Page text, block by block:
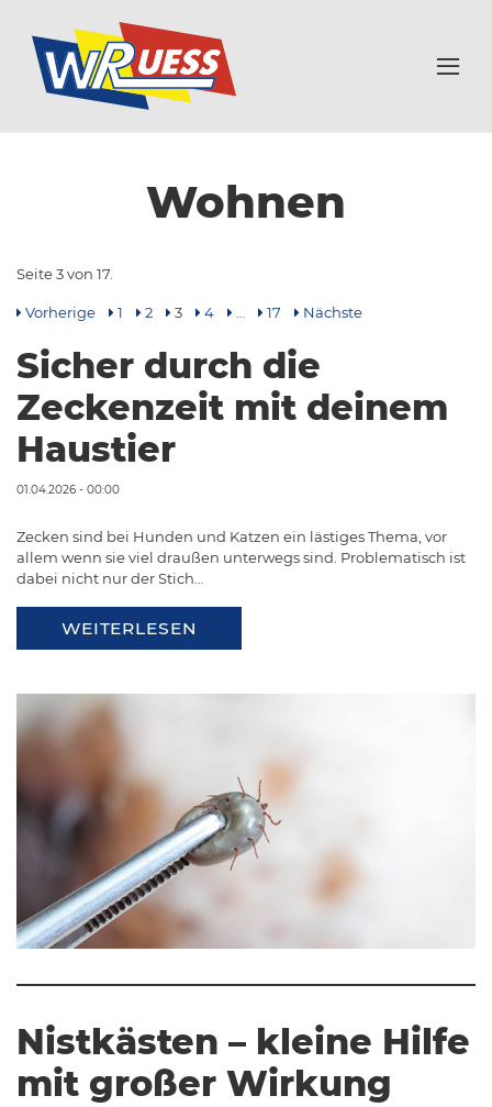
Wohnen
Seite 3 von 17.
Vorherige 1 2 3 4 17 Nächste
Sicher durch die
Zeckenzeit mit deinem
Haustier
01.04.2026 - 00:00
Zecken sind bei Hunden und Katzen ein lästiges Thema, vor
allem wenn sie viel draußen unterwegs sind. Problematisch ist
dabei nicht nur der Stich…
WEITERLESEN
Nistkästen – kleine Hilfe
mit großer Wirkung